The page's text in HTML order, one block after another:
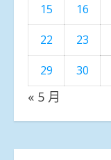
15
16
22
23
29
30
« 5 月